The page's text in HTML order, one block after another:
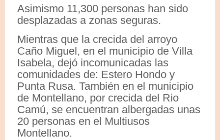
Asimismo 11,300 personas han sido
desplazadas a zonas seguras.
Mientras que la crecida del arroyo
Caño Miguel, en el municipio de Villa
Isabela, dejó incomunicadas las
comunidades de: Estero Hondo y
Punta Rusa. También en el municipio
de Montellano, por crecida del Rio
Camú, se encuentran albergadas unas
20 personas en el Multiusos
Montellano.